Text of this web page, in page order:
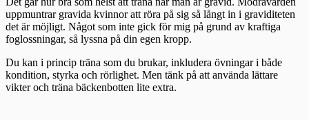
uppmuntrar gravida kvinnor att röra på sig så långt in i graviditeten
det är möjligt. Något som inte gick för mig på grund av kraftiga
foglossningar, så lyssna på din egen kropp.
Du kan i princip träna som du brukar, inkludera övningar i både
kondition, styrka och rörlighet. Men tänk på att använda lättare
vikter och träna bäckenbotten lite extra.